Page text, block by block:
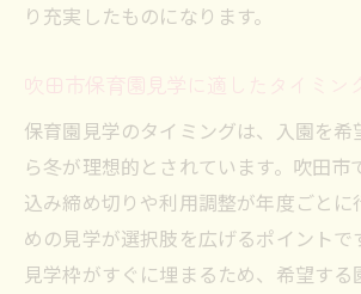
り充実したものになります。
吹田市保育園見学に適したタイミン
保育園見学のタイミングは、入園を
ら冬が理想的とされています。吹田市
込み締め切りや利用調整が年度ごとに
めの見学が選択肢を広げるポイントで
見学枠がすぐに埋まるため、希望す